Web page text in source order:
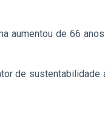
aumentou de 66
de sustentabilidade